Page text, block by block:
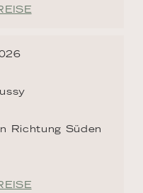
Richtung Süden